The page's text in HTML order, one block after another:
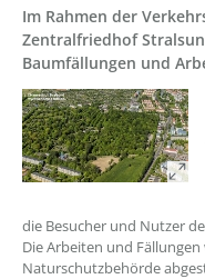
Im Rahmen der
Zentralfriedhof
Baumfällungen und
die Besucher und Nutzer
Die Arbeiten und
Naturschutzbehörde